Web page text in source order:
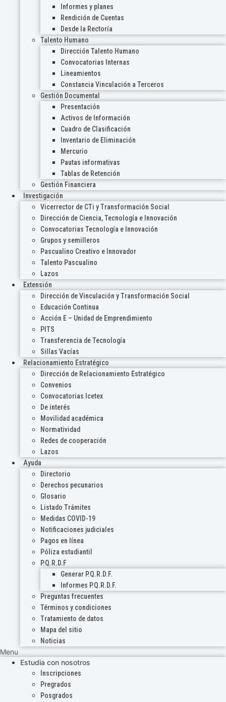
Informes y planes
Rendición de Cuentas
Desde la Rectoría
Talento Humano
Dirección Talento Humano
Convocatorias Internas
Lineamientos
Constancia Vinculación a Terceros
Gestión Documental
Presentación
Activos de Información
Cuadro de Clasificación
Inventario de Eliminación
Mercurio
Pautas informativas
Tablas de Retención
Gestión Financiera
Investigación
Vicerrector de CTi y Transformación Social
Dirección de Ciencia, Tecnología e Innovación
Convocatorias Tecnología e Innovación
Grupos y semilleros
Pascualino Creativo e Innovador
Talento Pascualino
Lazos
Extensión
Dirección de Vinculación y Transformación Social
Educación Continua
Acción E – Unidad de Emprendimiento
PITS
Transferencia de Tecnología
Sillas Vacías
Relacionamiento Estratégico
Dirección de Relacionamiento Estratégico
Convenios
Convocatorias Icetex
De interés
Movilidad académica
Normatividad
Redes de cooperación
Lazos
Ayuda
Directorio
Derechos pecunarios
Glosario
Listado Trámites
Medidas COVID-19
Notificaciones judiciales
Pagos en línea
Póliza estudiantil
P.Q.R.D.F
Generar P.Q.R.D.F.
Informes P.Q.R.D.F.
Preguntas frecuentes
Términos y condiciones
Tratamiento de datos
Mapa del sitio
Noticias
Menu
Estudia con nosotros
Inscripciones
Pregrados
Posgrados